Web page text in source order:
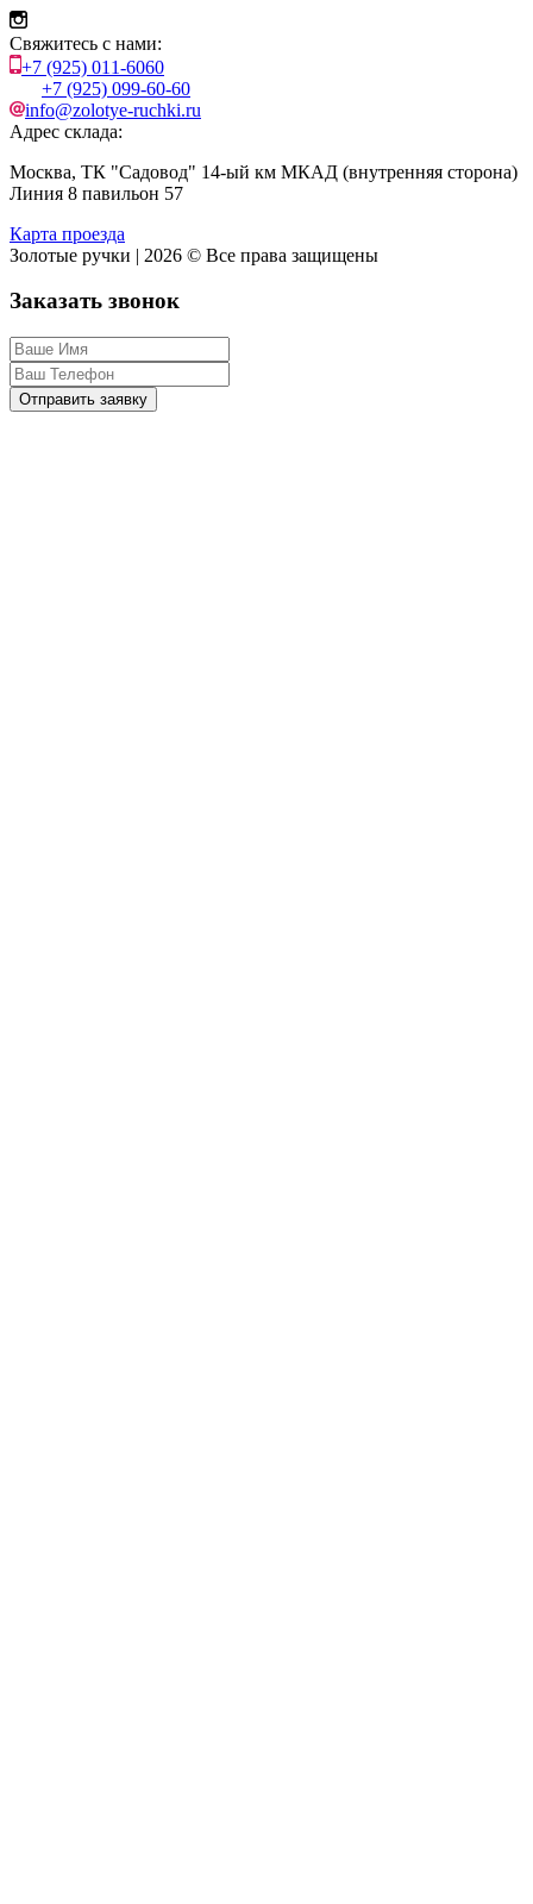
Свяжитесь с нами:
+7 (925) 011-6060
+7 (925) 099-60-60
info@zolotye-ruchki.ru
Адрес склада:
Москва, ТК "Садовод" 14-ый км МКАД (внутренняя сторона)
Линия 8 павильон 57
Карта проезда
Золотые ручки | 2026 © Все права защищены
Заказать звонок
Отправить заявку